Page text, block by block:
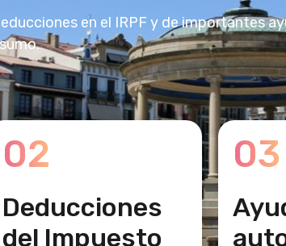
en el IRPF y de importantes
02
Deducciones
del Impuesto
03